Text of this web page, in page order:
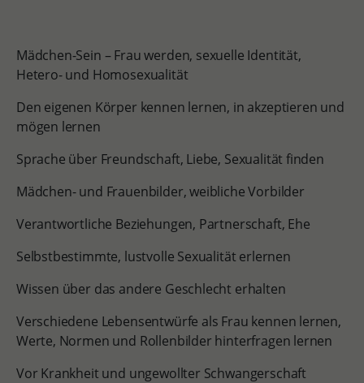
Mädchen-Sein – Frau werden, sexuelle Identität,
Hetero- und Homosexualität
Den eigenen Körper kennen lernen, in akzeptieren und
mögen lernen
Sprache über Freundschaft, Liebe, Sexualität finden
Mädchen- und Frauenbilder, weibliche Vorbilder
Verantwortliche Beziehungen, Partnerschaft, Ehe
Selbstbestimmte, lustvolle Sexualität erlernen
Wissen über das andere Geschlecht erhalten
Verschiedene Lebensentwürfe als Frau kennen lernen,
Werte, Normen und Rollenbilder hinterfragen lernen
Vor Krankheit und ungewollter Schwangerschaft